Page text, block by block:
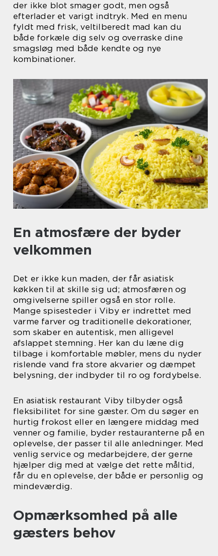
der ikke blot smager godt, men også
efterlader et varigt indtryk. Med en menu
fyldt med frisk, veltilberedt mad kan du
både forkæle dig selv og overraske dine
smagsløg med både kendte og nye
kombinationer.
En atmosfære der byder
velkommen
Det er ikke kun maden, der får asiatisk
køkken til at skille sig ud; atmosfæren og
omgivelserne spiller også en stor rolle.
Mange spisesteder i Viby er indrettet med
varme farver og traditionelle dekorationer,
som skaber en autentisk, men alligevel
afslappet stemning. Her kan du læne dig
tilbage i komfortable møbler, mens du nyder
rislende vand fra store akvarier og dæmpet
belysning, der indbyder til ro og fordybelse.
En asiatisk restaurant Viby tilbyder også
fleksibilitet for sine gæster. Om du søger en
hurtig frokost eller en længere middag med
venner og familie, byder restauranterne på en
oplevelse, der passer til alle anledninger. Med
venlig service og medarbejdere, der gerne
hjælper dig med at vælge det rette måltid,
får du en oplevelse, der både er personlig og
mindeværdig.
Opmærksomhed på alle
gæsters behov